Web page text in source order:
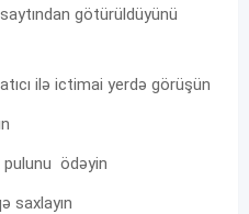
götürüldüyünü
ilə ictimai yerdə görüşün
ödəyin
saxlayın